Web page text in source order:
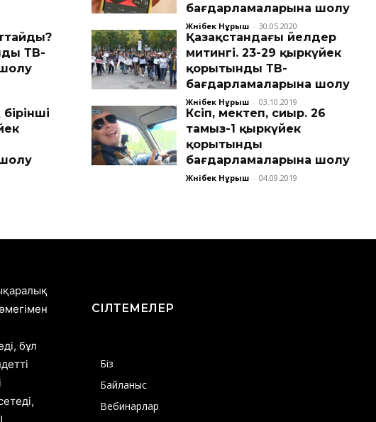
бағдарламаларына шолу
Жәнібек Нұрыш - 30.05.2020
ТВ-
Қазақстандағы әйелдер
митингі. 23-29 қыркүйек
қорытынды ТВ-
бағдарламаларына шолу
Жәнібек Нұрыш - 03.10.2019
Кәсіп, мектеп, сиыр. 26
тамыз-1 қыркүйек
қорытынды
бағдарламаларына шолу
Жәнібек Нұрыш - 04.09.2019
бұл
СІЛТЕМЕЛЕР
Біз
Байланыс
Вебинарлар